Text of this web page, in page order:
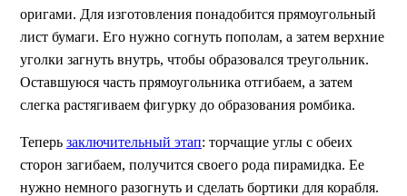
оригами. Для изготовления понадобится прямоугольный
лист бумаги. Его нужно согнуть пополам, а затем верхние
уголки загнуть внутрь, чтобы образовался треугольник.
Оставшуюся часть прямоугольника отгибаем, а затем
слегка растягиваем фигурку до образования ромбика.
Теперь заключительный этап: торчащие углы с обеих
сторон загибаем, получится своего рода пирамидка. Ее
нужно немного разогнуть и сделать бортики для корабля.